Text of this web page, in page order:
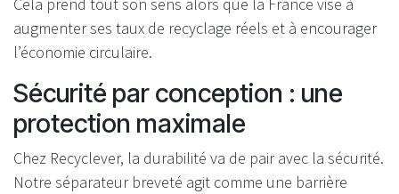
augmenter ses taux de recyclage réels et à encourager
l’économie circulaire.
Sécurité par conception : une
protection maximale
Chez Recyclever, la durabilité va de pair avec la sécurité.
Notre séparateur breveté agit comme une barrière